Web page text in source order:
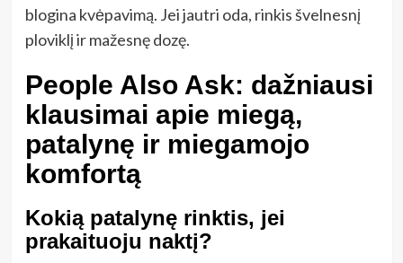
blogina kvėpavimą. Jei jautri oda, rinkis švelnesnį
ploviklį ir mažesnę dozę.
People Also Ask: dažniausi
klausimai apie miegą,
patalynę ir miegamojo
komfortą
Kokią patalynę rinktis, jei
prakaituoju naktį?